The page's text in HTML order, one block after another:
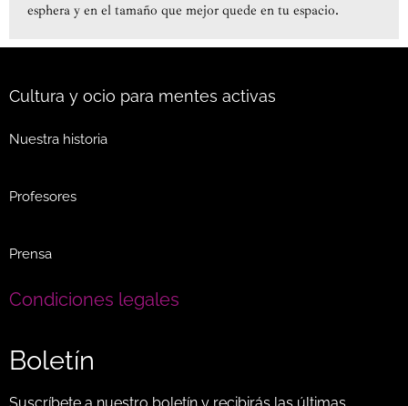
esphera y en el tamaño que mejor quede en tu espacio.
Cultura y ocio para mentes activas
Nuestra historia
Profesores
Prensa
Condiciones legales
Boletín